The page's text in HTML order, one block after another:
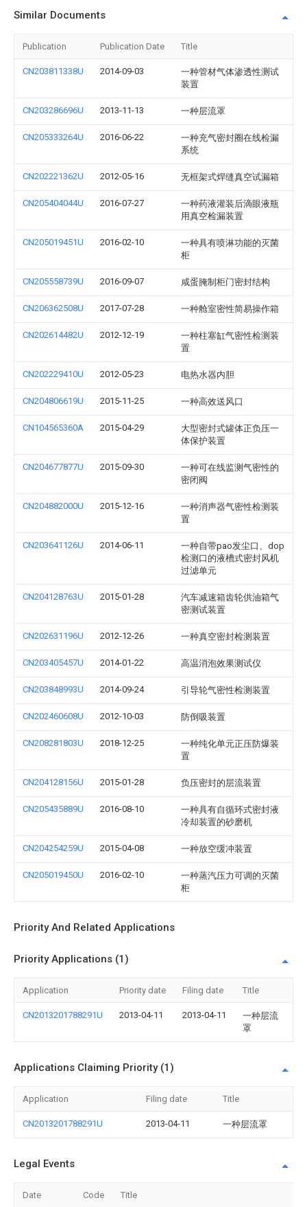
Similar Documents
Publication Publication Date Title
CN203811338U 2014-09-03
一种管材气体渗透性测试
装置
CN203286696U 2013-11-13 一种层流罩
CN205333264U 2016-06-22
一种充气密封圈在线检漏
系统
CN202221362U 2012-05-16 无框架式焊缝真空试漏箱
CN205404044U 2016-07-27
一种药液灌装后滴眼液瓶
用真空检漏装置
CN205019451U 2016-02-10
一种具有喷淋功能的灭菌
柜
CN205558739U 2016-09-07 咸蛋腌制柜门密封结构
CN206362508U 2017-07-28 一种舱室密性简易操作箱
CN202614482U 2012-12-19
一种柱塞缸气密性检测装
置
CN202229410U 2012-05-23 电热水器内胆
CN204806619U 2015-11-25 一种高效送风口
CN104565360A 2015-04-29
大型密封式罐体正负压一
体保护装置
CN204677877U 2015-09-30
一种可在线监测气密性的
密闭阀
CN204882000U 2015-12-16
一种消声器气密性检测装
置
CN203641126U 2014-06-11
一种自带pao发尘口、dop
检测口的液槽式密封风机
过滤单元
CN204128763U 2015-01-28
汽车减速箱齿轮供油箱气
密测试装置
CN202631196U 2012-12-26 一种真空密封检测装置
CN203405457U 2014-01-22 高温消泡效果测试仪
CN203848993U 2014-09-24 引导轮气密性检测装置
CN202460608U 2012-10-03 防倒吸装置
CN208281803U 2018-12-25
一种纯化单元正压防爆装
置
CN204128156U 2015-01-28 负压密封的层流装置
CN205435889U 2016-08-10
一种具有自循环式密封液
冷却装置的砂磨机
CN204254259U 2015-04-08 一种放空缓冲装置
CN205019450U 2016-02-10
一种蒸汽压力可调的灭菌
柜
Priority And Related Applications
Priority Applications (1)
Application Priority date Filing date Title
CN2013201788291U 2013-04-11 2013-04-11
一种层流
罩
Applications Claiming Priority (1)
Application Filing date Title
CN2013201788291U 2013-04-11 一种层流罩
Legal Events
Date Code Title